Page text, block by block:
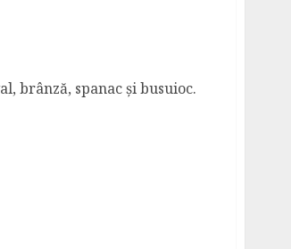
brânză, spanac și busuioc.